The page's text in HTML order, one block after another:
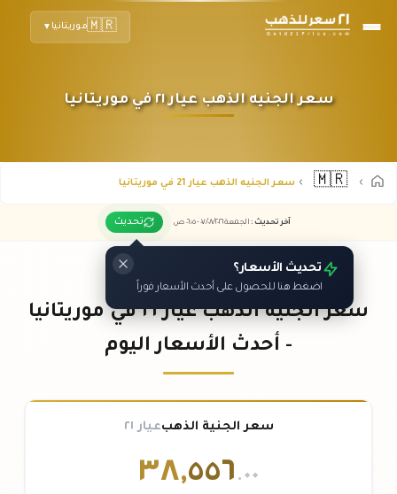
🇲🇷موريتانيا ▼
سعر الجنيه الذهب عيار ٢١ في موريتانيا
🇲🇷 سعر الجنيه الذهب عيار 21 في موريتانيا
آخر تحديث : الجمعة ٠٧ /٠٨/٢٠٢٦ - ٠٦:٠٥ ص تحديث
تحديث الأسعار؟
اضغط هنا للحصول على أحدث الأسعار فوراً
سعر الجنيه الذهب عيار ٢١ في موريتانيا
- أحدث الأسعار اليوم
سعر الجنية الذهبعيار ٢١
٣٨,٥٥٦ .٠٠